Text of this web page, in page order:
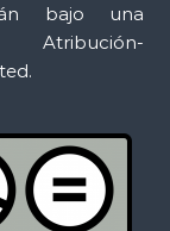
bajo una
Atribución-